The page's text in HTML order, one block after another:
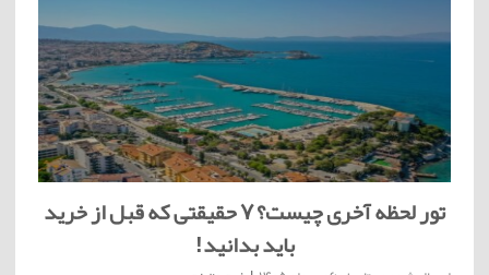
تور لحظه آخری چیست؟ ۷ حقیقتی که قبل از خرید
باید بدانید!